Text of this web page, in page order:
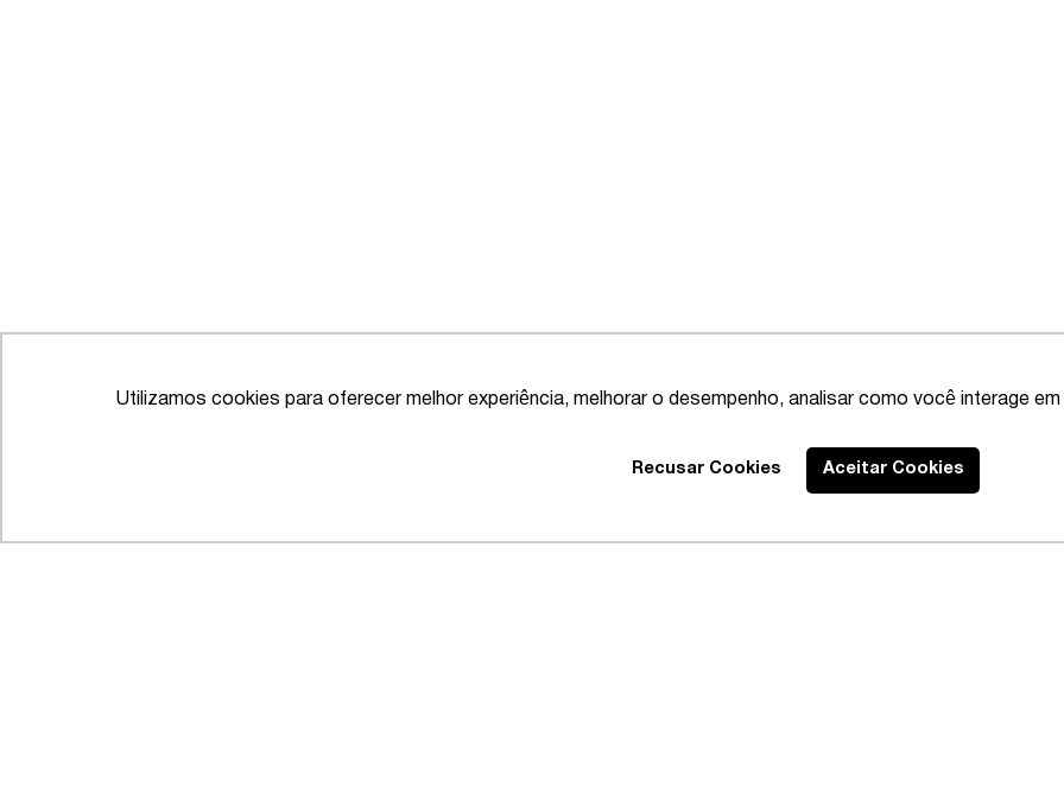
Utilizamos cookies para oferecer melhor experiência, melhorar o desempenho, analisar como você interage
Recusar Cookies Aceitar Cookies